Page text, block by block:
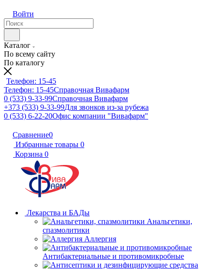
Войти
Каталог
По всему сайту
По каталогу
Телефон: 15-45
Телефон: 15-45Справочная Вивафарм
0 (533) 9-33-99Справочная Вивафарм
+373 (533) 9-33-99Для звонков из-за рубежа
0 (533) 6-22-20Офис компании "Вивафарм"
Сравнение0
Избранные товары 0
Корзина 0
Лекарства и БАДы
Анальгетики,
спазмолитики
Аллергия
Антибактериальные и противомикробные